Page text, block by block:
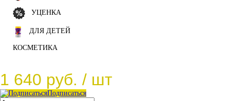
УЦЕНКА
ДЛЯ ДЕТЕЙ
КОСМЕТИКА
1 640 руб. / шт
Подписаться